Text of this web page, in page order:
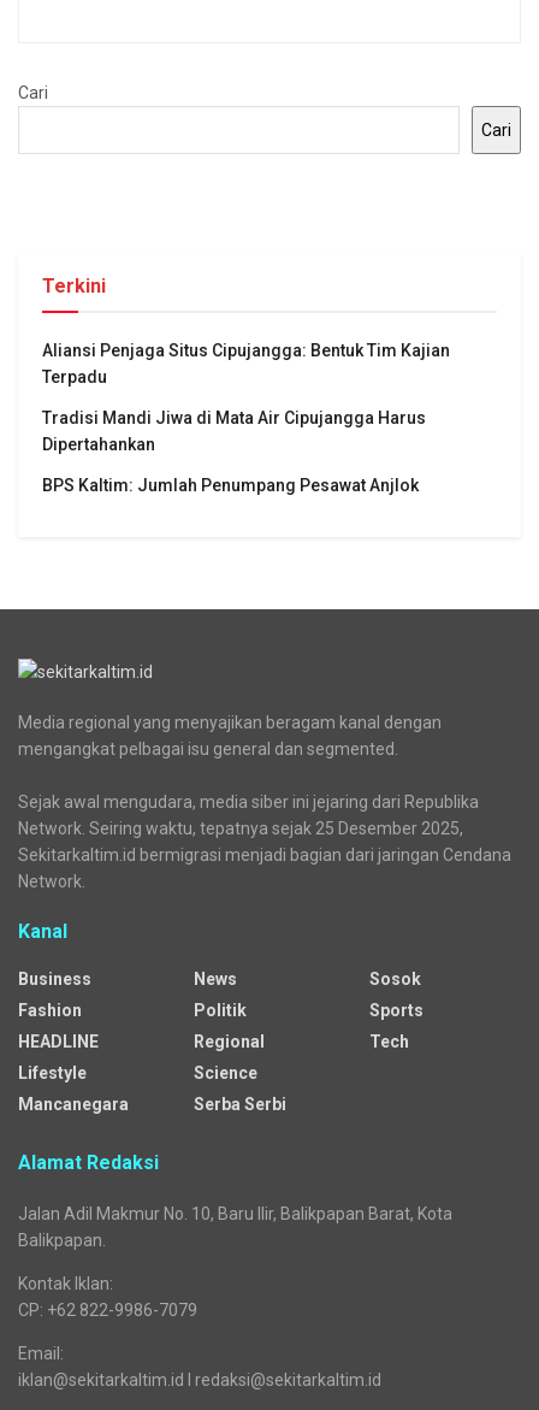
Cari
Cari
Terkini
Aliansi Penjaga Situs Cipujangga: Bentuk Tim Kajian
Terpadu
Tradisi Mandi Jiwa di Mata Air Cipujangga Harus
Dipertahankan
BPS Kaltim: Jumlah Penumpang Pesawat Anjlok
Media regional yang menyajikan beragam kanal dengan
mengangkat pelbagai isu general dan segmented.
Sejak awal mengudara, media siber ini jejaring dari Republika
Network. Seiring waktu, tepatnya sejak 25 Desember 2025,
Sekitarkaltim.id bermigrasi menjadi bagian dari jaringan Cendana
Network.
Kanal
Business
Fashion
HEADLINE
Lifestyle
Mancanegara
News
Politik
Regional
Science
Serba Serbi
Sosok
Sports
Tech
Alamat Redaksi
Jalan Adil Makmur No. 10, Baru Ilir, Balikpapan Barat, Kota
Balikpapan.
Kontak Iklan:
CP: +62 822-9986-7079
Email:
iklan@sekitarkaltim.id I redaksi@sekitarkaltim.id